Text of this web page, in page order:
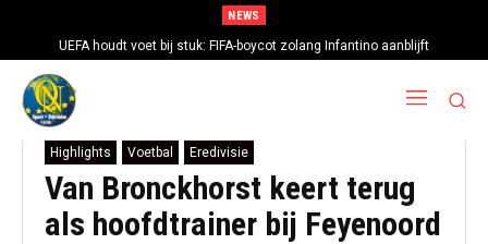
NEWS
UEFA houdt voet bij stuk: FIFA-boycot zolang Infantino aanblijft
Highlights Voetbal Eredivisie
Van Bronckhorst keert terug
als hoofdtrainer bij Feyenoord